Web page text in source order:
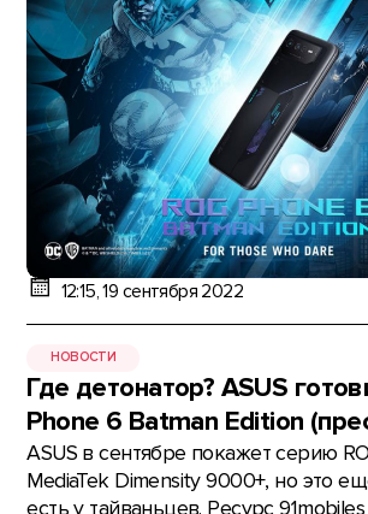
12:15, 19 сентября 2022
НОВОСТИ
Где детонатор? ASUS
Phone 6 Batman Edition
ASUS в сентябре покажет серию
MediaTek Dimensity 9000+, но это
есть у тайваньцев. Ресурс